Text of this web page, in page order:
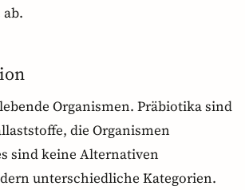
Organismen. Präbiotika sind
die Organismen
sind keine Alternativen
unterschiedliche Kategorien.